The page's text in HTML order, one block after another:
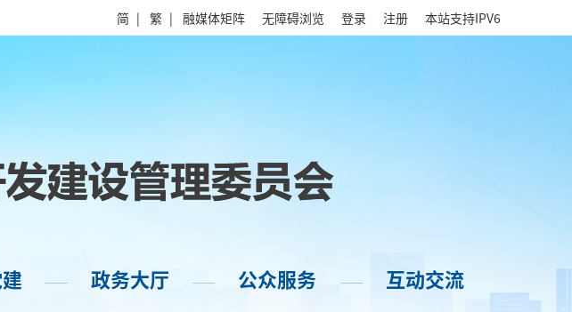
简 | 繁 | 融媒体矩阵 无障碍浏览 登录 注册 本站支持IPV6
—— 政务大厅 —— 公众服务 —— 互动交流